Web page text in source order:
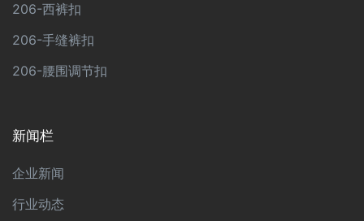
206-西裤扣
206-手缝裤扣
206-腰围调节扣
新闻栏
企业新闻
行业动态